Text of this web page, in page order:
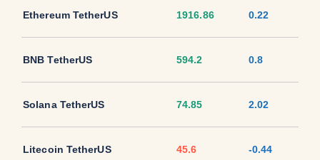
Ethereum TetherUS 1916.86 0.22
BNB TetherUS 594.2 0.8
Solana TetherUS 74.85 2.02
Litecoin TetherUS 45.6 -0.44